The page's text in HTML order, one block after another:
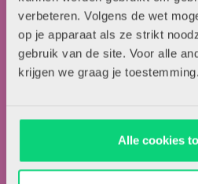
verbeteren. Volgens de wet
op je apparaat als ze strikt
gebruik van de site. Voor alle
krijgen we graag je toestemming.
Alle cookies
Meld je hieronder aan voor
Artikel
Adverteren
Contact